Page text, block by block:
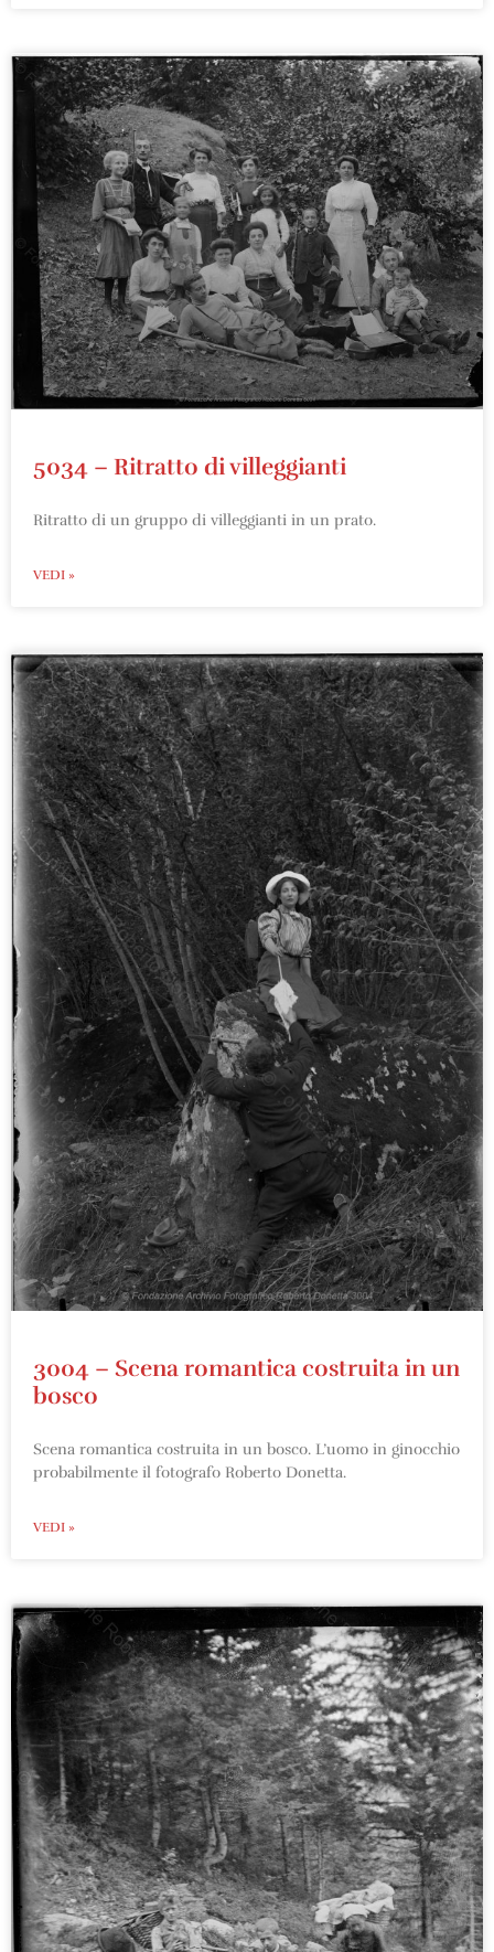
5034 – Ritratto di villeggianti
Ritratto di un gruppo di villeggianti in un prato.
VEDI »
3004 – Scena romantica costruita in un
bosco
Scena romantica costruita in un bosco. L’uomo in ginocchio
probabilmente il fotografo Roberto Donetta.
VEDI »